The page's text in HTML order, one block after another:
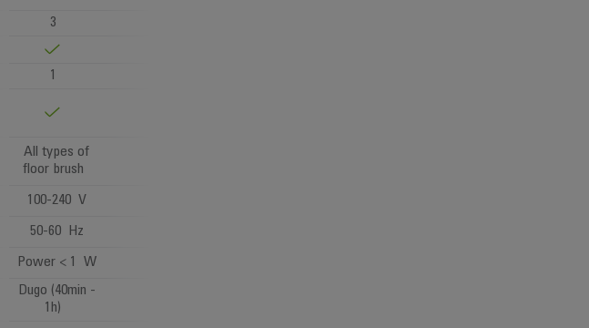
3
1
All types of
floor brush
100-240 V
50-60 Hz
Power < 1 W
Dugo (40min -
1h)